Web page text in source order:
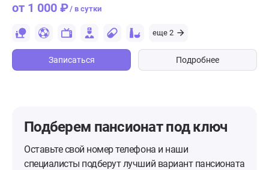
от 1 000 ₽/ в сутки
еще 2
Записаться Подробнее
Подберем пансионатпод ключ
Оставьте свой номер телефона и наши
специалисты подберут лучший вариант пансионата